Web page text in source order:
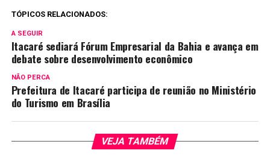
TÓPICOS RELACIONADOS:
A SEGUIR
Itacaré sediará Fórum Empresarial da Bahia e avança em
debate sobre desenvolvimento econômico
NÃO PERCA
Prefeitura de Itacaré participa de reunião no Ministério
do Turismo em Brasília
VEJA TAMBÉM